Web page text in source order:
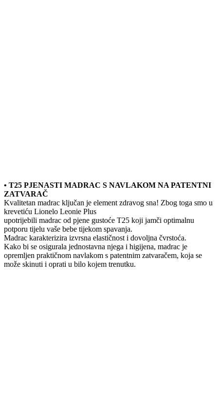
• T25 PJENASTI MADRAC S NAVLAKOM NA PATENTNI
ZATVARAČ
Kvalitetan madrac ključan je element zdravog sna! Zbog toga smo u
krevetiću Lionelo Leonie Plus
upotrijebili madrac od pjene gustoće T25 koji jamči optimalnu
potporu tijelu vaše bebe tijekom spavanja.
Madrac karakterizira izvrsna elastičnost i dovoljna čvrstoća.
Kako bi se osigurala jednostavna njega i higijena, madrac je
opremljen praktičnom navlakom s patentnim zatvaračem, koja se
može skinuti i oprati u bilo kojem trenutku.